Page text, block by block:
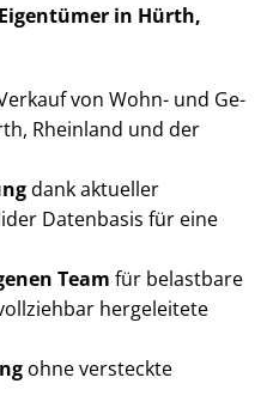
in Hürth,
von Wohn- und Ge­
Rheinland und der
dank aktueller
Datenbasis für eine
Team für belastbare
hergeleitete
ohne versteckte